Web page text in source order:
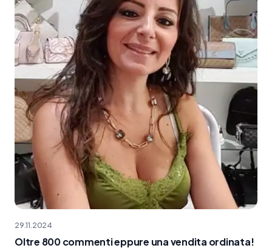
29.11.2024
Oltre 800 commenti eppure una vendita ordinata!